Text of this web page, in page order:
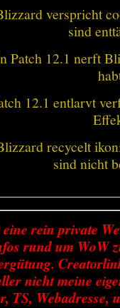
verspricht
sind
Patch 12.1 nerft
12.1 entlarvt
recycelt
sind nicht
eine rein private
rund um WoW
nicht meine
TS, Webadresse,